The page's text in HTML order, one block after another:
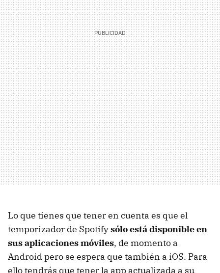
Lo que tienes que tener en cuenta es que el
temporizador de Spotifysólo está disponible en
sus aplicaciones móviles, de momento a
Android pero se espera que también a iOS. Para
ello tendrás que tener la app actualizada a su